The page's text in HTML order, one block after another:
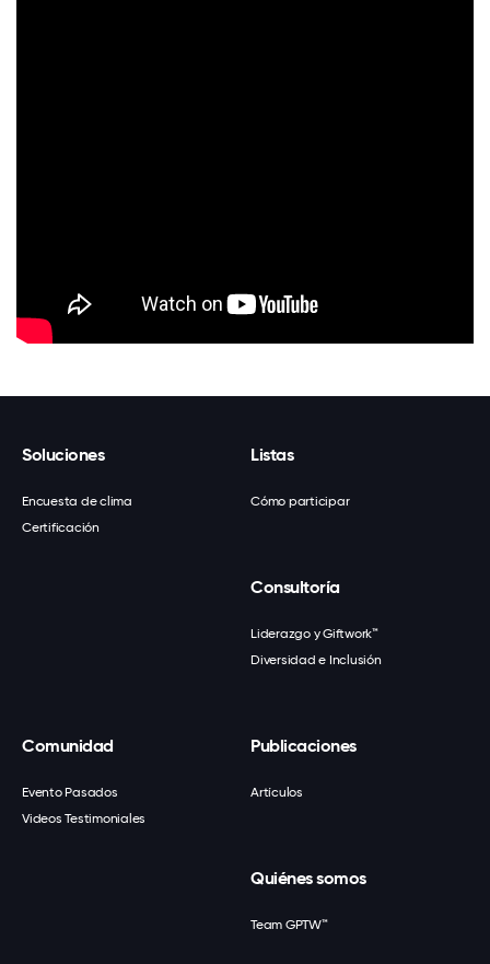
Soluciones
Encuesta de clima
Certificación
Listas
Cómo participar
Consultoría
Liderazgo y Giftwork™
Diversidad e Inclusión
Comunidad
Evento Pasados
Videos Testimoniales
Publicaciones
Artículos
Quiénes somos
Team GPTW™